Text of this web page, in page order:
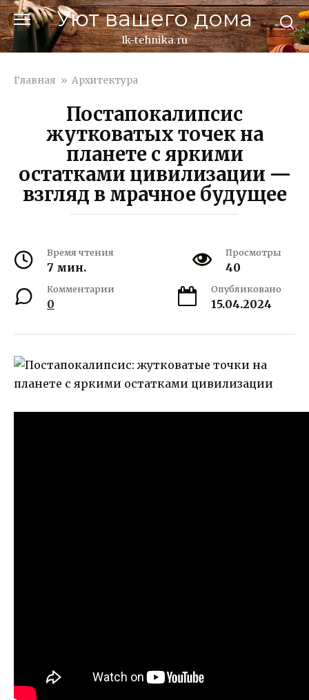
Перейти
к
контенту
Уют вашего дома
lk-tehnika.ru
Главная » Архитектура
Постапокалипсис
жутковатых точек на
планете с яркими
остатками цивилизации —
взгляд в мрачное будущее
Время чтения
7 мин.
Просмотры
40
Комментарии
0
Опубликовано
15.04.2024